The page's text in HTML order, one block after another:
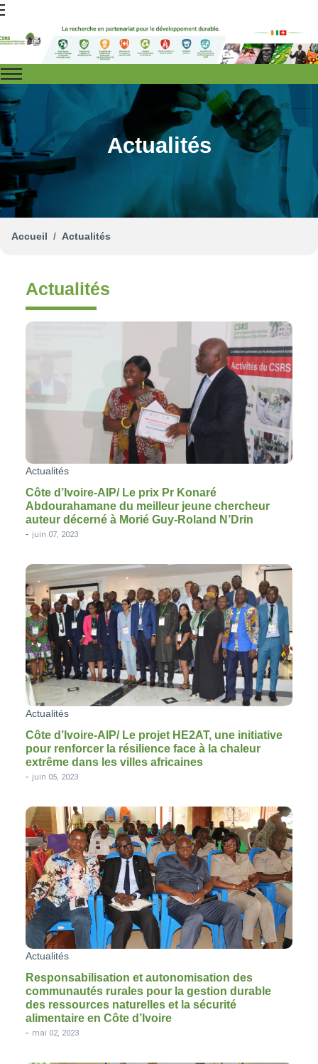
Actualités
Accueil Actualités
Actualités
Actualités
Côte d’Ivoire-AIP/ Le prix Pr Konaré
Abdourahamane du meilleur jeune chercheur
auteur décerné à Morié Guy-Roland N’Drin
- juin 07, 2023
Actualités
Côte d’Ivoire-AIP/ Le projet HE2AT, une initiative
pour renforcer la résilience face à la chaleur
extrême dans les villes africaines
- juin 05, 2023
Actualités
Responsabilisation et autonomisation des
communautés rurales pour la gestion durable
des ressources naturelles et la sécurité
alimentaire en Côte d’Ivoire
- mai 02, 2023